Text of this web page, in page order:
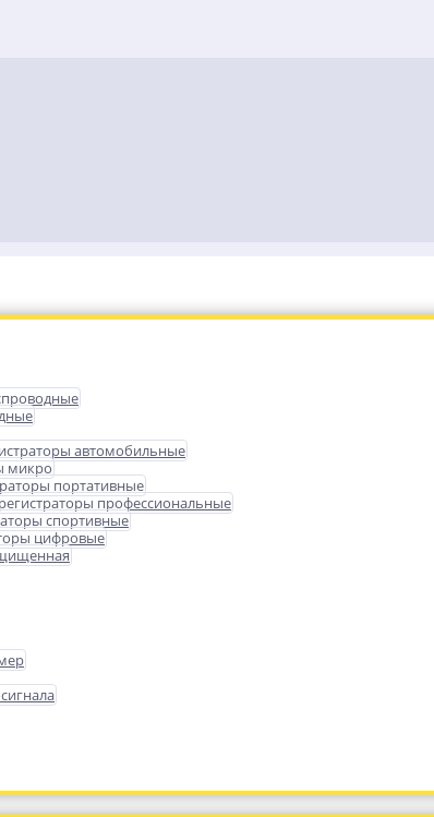
автомобильные
микро
портативные
профессиональные
спортивные
цифровые